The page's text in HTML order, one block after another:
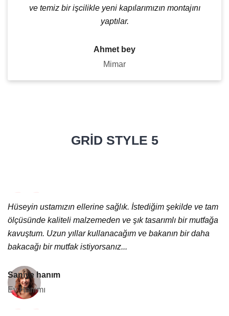
ve temiz bir işcilikle yeni kapılarımızın montajını
yaptılar.
Ahmet bey
Mimar
GRID STYLE 5
Hüseyin ustamızın ellerine sağlık. İstediğim şekilde ve tam
ölçüsünde kaliteli malzemeden ve şık tasarımlı bir mutfağa
kavuştum. Uzun yıllar kullanacağım ve bakanın bir daha
bakacağı bir mutfak istiyorsanız...
Saniye hanım
Ev Hanımı